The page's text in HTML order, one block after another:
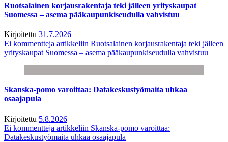
Ruotsalainen korjausrakentaja teki jälleen yrityskaupat
Suomessa – asema pääkaupunkiseudulla vahvistuu
Kirjoitettu 31.7.2026
Ei kommentteja artikkeliin Ruotsalainen korjausrakentaja teki jälleen
yrityskaupat Suomessa – asema pääkaupunkiseudulla vahvistuu
Skanska-pomo varoittaa: Datakeskustyömaita uhkaa
osaajapula
Kirjoitettu 5.8.2026
Ei kommentteja artikkeliin Skanska-pomo varoittaa:
Datakeskustyömaita uhkaa osaajapula